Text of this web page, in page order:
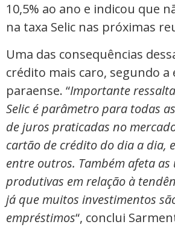
10,5% ao ano e indicou que
na taxa Selic nas próximas
Uma das consequências
crédito mais caro, segundo a
paraense. “Importante
Selic é parâmetro para todas
de juros praticadas no
cartão de crédito do dia a dia,
entre outros. Também afeta as
produtivas em relação à
já que muitos investimentos
empréstimos“, conclui